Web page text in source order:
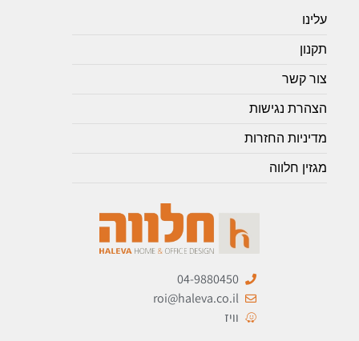
עלינו
תקנון
צור קשר
הצהרת נגישות
מדיניות החזרות
מגזין חלווה
04-9880450
roi@haleva.co.il
וויז